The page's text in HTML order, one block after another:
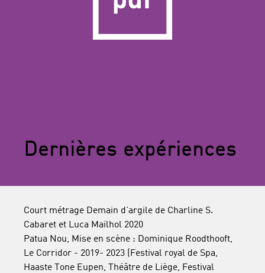
Dernières expériences
Court métrage Demain d'argile de Charline S.
Cabaret et Luca Mailhol 2020
Patua Nou, Mise en scène : Dominique Roodthooft,
Le Corridor - 2019- 2023 (Festival royal de Spa,
Haaste Tone Eupen, Théâtre de Liège, Festival